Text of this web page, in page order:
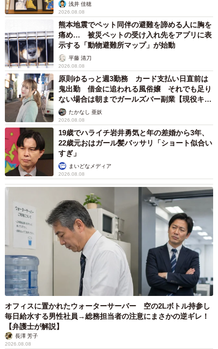
浅井 佳穂
2026.08.08
熊本地震でペット同伴の避難を諦める人に胸を
痛め… 被災ペットの受け入れ先をアプリに表
示する「動物避難所マップ」が始動
平藤 清刀
2026.08.08
原則ゆるっと週3勤務 カード支払い日直前は
鬼出勤 借金に追われる風俗嬢 それでも足り
ない場合は朝までガールズバー副業【現役キャ
ストに取材】
たかなし 亜妖
2026.08.08
19歳でハライチ岩井勇気と年の差婚から3年、
22歳元おはガール髪バッサリ「ショート似合い
すぎ」
まいどなメディア
2026.08.08
オフィスに置かれたウォーターサーバー 空の2Lボトル持参し
毎日給水する男性社員→総務担当者の注意にまさかの逆ギレ！
【弁護士が解説】
長澤 芳子
2026.08.08